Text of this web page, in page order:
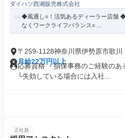
ダイハツ西湘販売株式会社
◆風通し○！活気あるディーラー店舗
なくワークライフバランス○ ...
〒259-1128神奈川県伊勢原市歌川
月給22万円以上
応募資格 ・損保事務のご経験の
└失効している場合には入社...
正社員